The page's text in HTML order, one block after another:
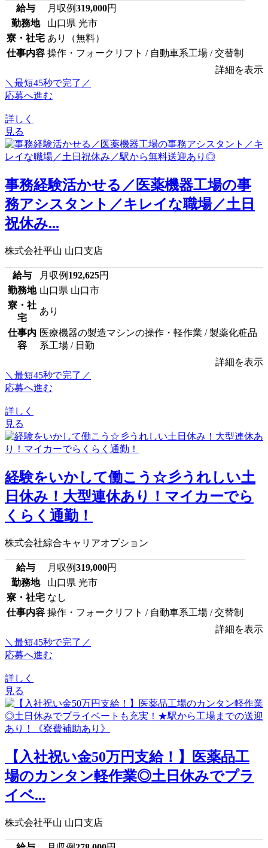
給与 月収例319,000円
勤務地
山口県 光市
寮・社宅 あり（無料）
仕事内容 操作・フォークリフト / 自動車系工場 / 交替制
詳細を表示
＼最短45秒で完了／
応募へ進む
詳しく
見る
事務経験活かせる／医薬機器工場の事
務アシスタント／キレイな職場／土日
祝休み...
株式会社平山 山口支店
給与 月収例 192,625円
勤務地 山口県 山口市
寮・社
宅
あり
仕事内
容
医療機器の製造マシンの操作・軽作業 / 製薬化粧品
系工場 / 日勤
詳細を表示
＼最短45秒で完了／
応募へ進む
詳しく
見る
経験をいかして働こう☆彡うれしい土
日休み！大型連休あり！マイカーでら
くらく通勤！
株式会社綜合キャリアオプション
給与 月収例319,000円
勤務地
山口県 光市
寮・社宅 なし
仕事内容 操作・フォークリフト / 自動車系工場 / 交替制
詳細を表示
＼最短45秒で完了／
応募へ進む
詳しく
見る
【入社祝い金50万円支給！】医薬品工
場のカンタン軽作業◎土日休みでプラ
イベ...
株式会社平山 山口支店